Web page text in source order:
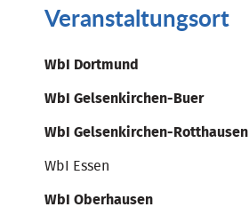
Veranstaltungsort
WbI Dortmund
WbI Gelsenkirchen-Buer
WbI Gelsenkirchen-Rotthausen
WbI Essen
WbI Oberhausen